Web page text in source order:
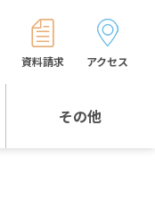
その他
資料請求 アクセス